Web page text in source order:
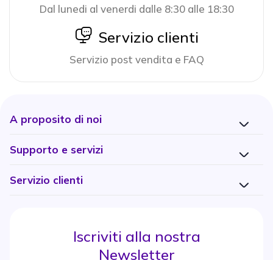
Dal lunedi al venerdi dalle 8:30 alle 18:30
icon
Servizio clienti
Servizio post vendita e FAQ
A proposito di noi
Supporto e servizi
Servizio clienti
Iscriviti alla nostra
Newsletter